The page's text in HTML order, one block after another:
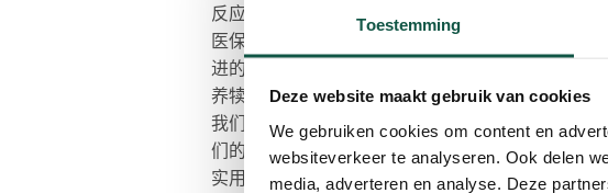
Toestemming
Deze website maakt gebruik van cookies
We gebruiken cookies om content en
websiteverkeer te analyseren. Ook delen
media, adverteren en analyse. Deze
反应，CalfOTel® 与畜牧业者、饲料供应商、研究人
医保持着密切、定期的联系。这使我们能够开发出
进的用户友好型系统，帮助农民以尽可能低的成本
养犊牛。在这一过程中，我们竭尽全力保持领先地
我们的许多创新灵感都来自客户的询问。通过认真
们的意见，我们能够一次又一次地为市场提供最先
实用的解决方案。